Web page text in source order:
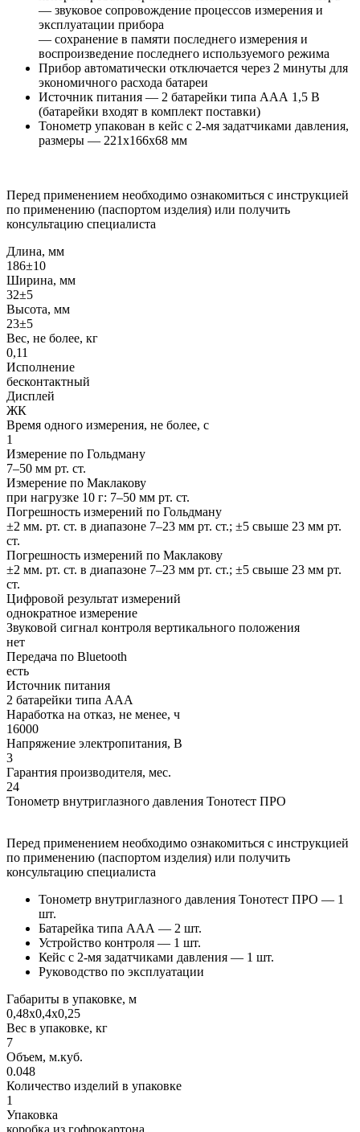
— звуковое сопровождение процессов измерения и
эксплуатации прибора
— сохранение в памяти последнего измерения и
воспроизведение последнего используемого режима
Прибор автоматически отключается через 2 минуты для
экономичного расхода батареи
Источник питания — 2 батарейки типа ААА 1,5 В
(батарейки входят в комплект поставки)
Тонометр упакован в кейс с 2-мя задатчиками давления,
размеры — 221x166x68 мм
Перед применением необходимо ознакомиться с инструкцией
по применению (паспортом изделия) или получить
консультацию специалиста
Длина, мм
186±10
Ширина, мм
32±5
Высота, мм
23±5
Вес, не более, кг
0,11
Исполнение
бесконтактный
Дисплей
ЖК
Время одного измерения, не более, с
1
Измерение по Гольдману
7–50 мм рт. ст.
Измерение по Маклакову
при нагрузке 10 г: 7–50 мм рт. ст.
Погрешность измерений по Гольдману
±2 мм. рт. ст. в диапазоне 7–23 мм рт. ст.; ±5 свыше 23 мм рт.
ст.
Погрешность измерений по Маклакову
±2 мм. рт. ст. в диапазоне 7–23 мм рт. ст.; ±5 свыше 23 мм рт.
ст.
Цифровой результат измерений
однократное измерение
Звуковой сигнал контроля вертикального положения
нет
Передача по Bluetooth
есть
Источник питания
2 батарейки типа ААА
Наработка на отказ, не менее, ч
16000
Напряжение электропитания, В
3
Гарантия производителя, мес.
24
Тонометр внутриглазного давления Тонотест ПРО
Перед применением необходимо ознакомиться с инструкцией
по применению (паспортом изделия) или получить
консультацию специалиста
Тонометр внутриглазного давления Тонотест ПРО — 1
шт.
Батарейка типа ААА — 2 шт.
Устройство контроля — 1 шт.
Кейс с 2-мя задатчиками давления — 1 шт.
Руководство по эксплуатации
Габариты в упаковке, м
0,48х0,4х0,25
Вес в упаковке, кг
7
Объем, м.куб.
0.048
Количество изделий в упаковке
1
Упаковка
коробка из гофрокартона